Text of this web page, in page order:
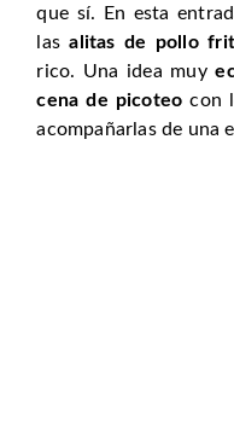
que sí. En esta
lasalitas de pollo
rico. Una idea muy
cena de picoteo con
acompañarlas de una